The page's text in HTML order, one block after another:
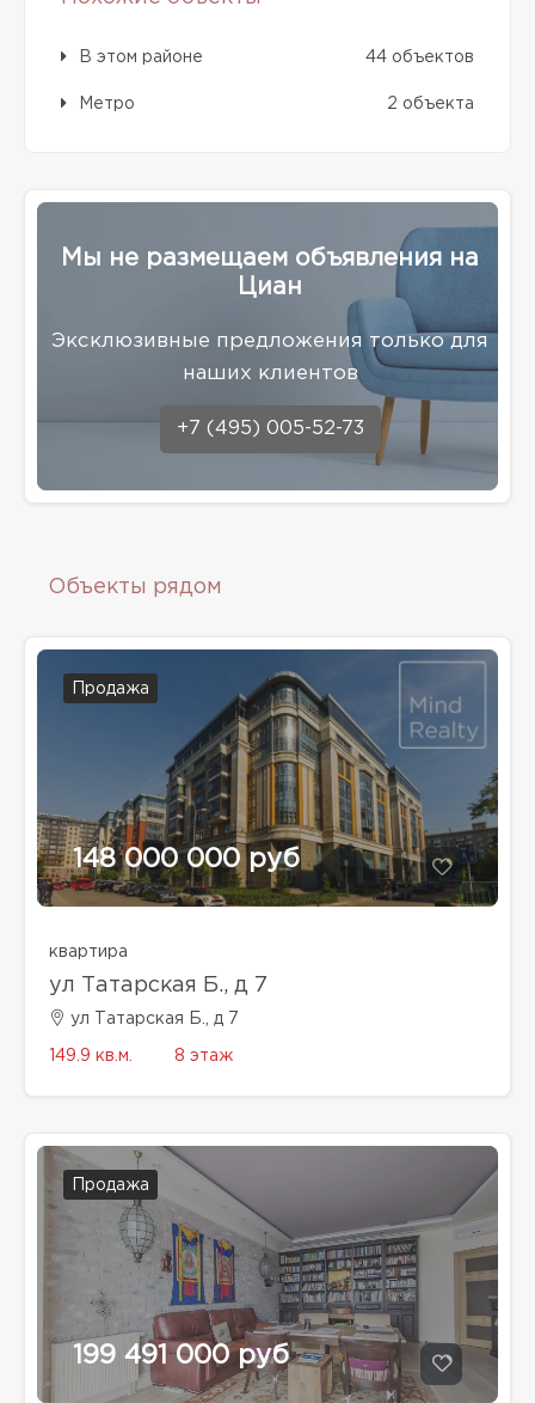
В этом районе 44 объектов
Метро 2 объекта
Мы не размещаем объявления на
Циан
Эксклюзивные предложения только для
наших клиентов
+7 (495) 005-52-73
Объекты рядом
Продажа
148 000 000 руб
квартира
ул Татарская Б., д 7
ул Татарская Б., д 7
149.9 кв.м. 8 этаж
Продажа
199 491 000 руб